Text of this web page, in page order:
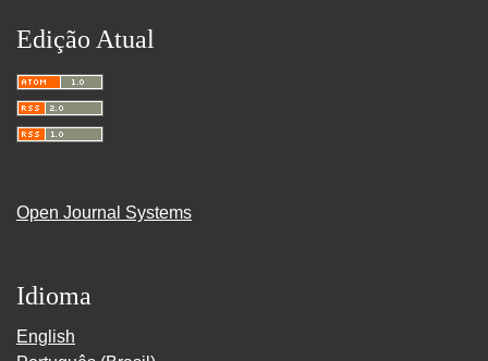
Edição Atual
Open Journal Systems
Idioma
English